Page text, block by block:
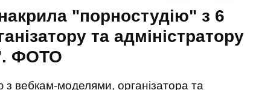
"порностудію" з 6
та адміністратору
ФОТО
з вебкам-моделями, організатора та